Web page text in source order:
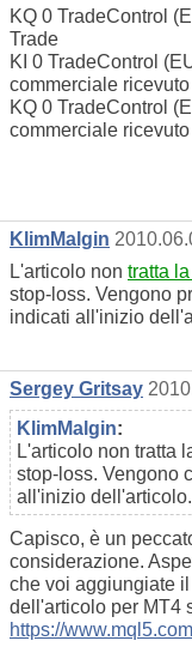
KQ 0 TradeControl
Trade
KI 0 TradeControl
commerciale ricevuto
KQ 0 TradeControl
commerciale ricevuto
KlimMalgin
L'articolo non tratta
stop-loss. Vengono
indicati all'inizio
Sergey Gritsay
KlimMalgin:
L'articolo non tratta
stop-loss. Vengono
all'inizio dell'articolo.
Capisco, è un
considerazione.
che voi aggiungiate
dell'articolo per MT4
https://